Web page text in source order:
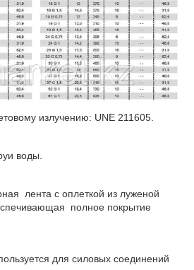
излучению: UNE 211605.
воды.
лента с оплеткой из луженой
полное покрытие
для силовых соединений